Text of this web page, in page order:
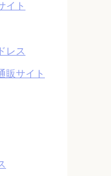
イト
レス
販サイト